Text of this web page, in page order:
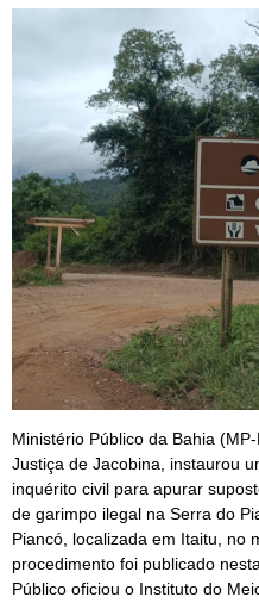
Ministério Público da Bahia
Justiça de Jacobina, instaurou
inquérito civil para apurar
de garimpo ilegal na Serra do
Piancó, localizada em Itaitu, no
procedimento foi publicado
Público oficiou o Instituto do